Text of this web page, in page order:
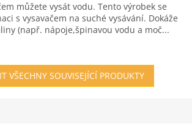
můžete vysát vodu. Tento výrobek se
s vysavačem na suché vysávání. Dokáže
(např. nápoje,špinavou vodu a moč...
VŠECHNY SOUVISEJÍCÍ PRODUKTY